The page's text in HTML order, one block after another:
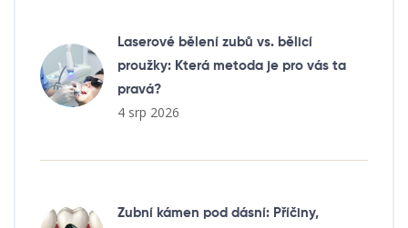
Laserové bělení zubů vs. bělicí
proužky: Která metoda je pro vás ta
pravá?
4 srp 2026
Zubní kámen pod dásní: Příčiny,